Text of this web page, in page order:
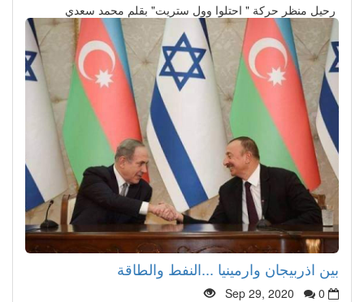
رحيل منظر حركة " احتلوا وول ستريت" بقلم محمد سعدي
بين اذربيجان وارمينيا ...النفط والطاقة
Sep 29, 2020
0